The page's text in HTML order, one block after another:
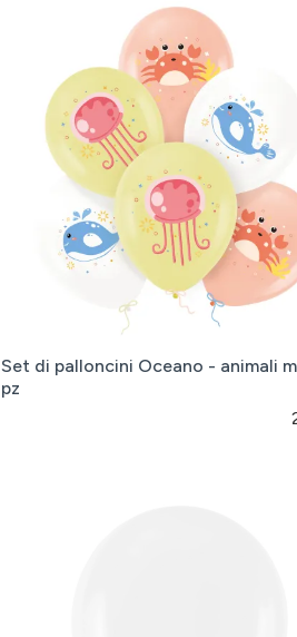
Set di palloncini Oceano - animali
pz